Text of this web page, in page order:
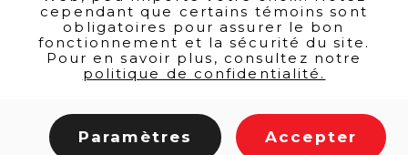
cependant que certains témoins sont
obligatoires pour assurer le bon
fonctionnement et la sécurité du site.
Pour en savoir plus, consultez notre
politique de confidentialité.
Paramètres Accepter